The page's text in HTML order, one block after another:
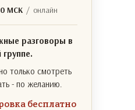
МСК / онлайн
разговоры в
только смотреть
- по желанию.
бесплатно